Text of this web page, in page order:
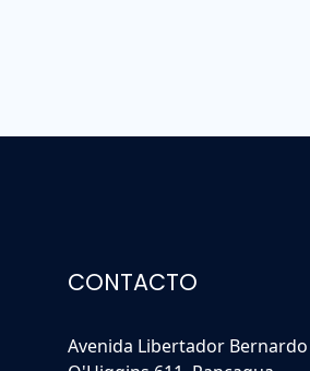
CONTACTO
Avenida Libertador Bernardo